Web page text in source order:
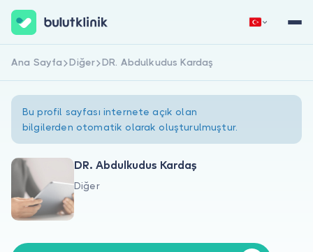
Hakkımızda
Hemen Kaydol Giriş Yap
Ana Sayfa Diğer DR. Abdulkudus Kardaş
Bu profil sayfası internete açık olan
bilgilerden otomatik olarak oluşturulmuştur.
DR. Abdulkudus Kardaş
Diğer